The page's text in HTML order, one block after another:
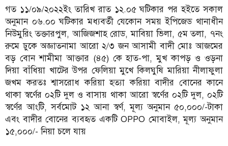
গত ১১/০৯/২০২২ইং তারিখ রাত ১২.০৫ ঘটিকার পর হইতে সকাল
অনুমান ০৬.০০ ঘটিকার মধ্যবর্তী যেকোন সময় ইপিজেড থানাধীন
নিউমুরিং তক্তারপুল, আজিজশাহ রোড, মাবিয়া ভিলা, ৫ম তলা, ৭নং
রুমে ঢুকে অজ্ঞাতনামা আরো ২/৩ জন আসামী বাদী মোঃ আজমের
বড় বোন শামীমা আক্তার (৪৫) কে হাত-পা, মুখ কাপড় ও ওড়না
দিয়া বাঁধিয়া খাটের উপর ফেলিয়া মুখে কিলঘুষি মারিয়া নীলাফুলা
জখম করতঃ শ্বাসরোধ করিয়া হত্যা করিয়া বাদীর বোনের কানে
থাকা স্বর্ণের ০২টি দুল ও বাসায় থাকা আরো স্বর্ণের ০২টি দুল, ০২টি
স্বর্ণের আংটি, সর্বমোট ১২ আনা স্বর্ণ, মূল্য অনুমান ৫০,০০০/-টাকা
এবং বাদীর বোনের ব্যবহৃত একটি OPPO মোবাইল, মূল্য অনুমান
১৫,০০০/- নিয়া চলে যায়